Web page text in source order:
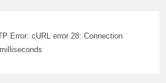
Error: cURL error 28: Connection